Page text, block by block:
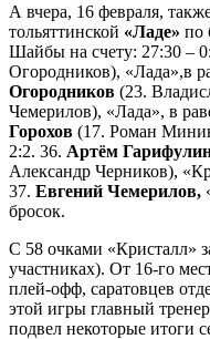
А вчера, 16 февраля,
тольяттинской «Ладе» по
Шайбы на счету: 27:30 –
Огородников), «Лада»,в
Огородников (23.
Чемерилов), «Лада», в
Горохов (17. Роман
2:2. 36. Артём
Александр Черников),
37. Евгений Чемерилов,
бросок.
С 58 очками «Кристалл»
участниках). От 16-го
плей-офф, саратовцев
этой игры главный
подвел некоторые итоги